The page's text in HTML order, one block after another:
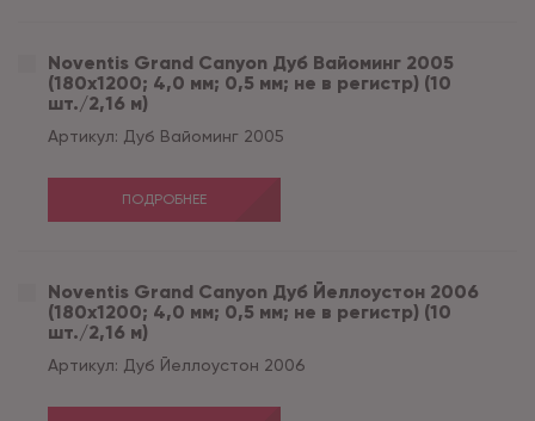
Noventis Grand Сanyon Дуб Вайоминг 2005
(180x1200; 4,0 мм; 0,5 мм; не в регистр) (10
шт./2,16 м)
Артикул: Дуб Вайоминг 2005
ПОДРОБНЕЕ
Noventis Grand Сanyon Дуб Йеллоустон 2006
(180x1200; 4,0 мм; 0,5 мм; не в регистр) (10
шт./2,16 м)
Артикул: Дуб Йеллоустон 2006